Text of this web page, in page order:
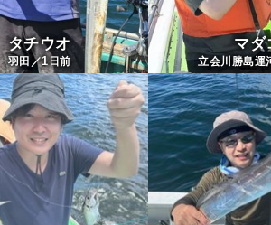
タチウオ
羽田／1日前
マダ
立会川勝島運